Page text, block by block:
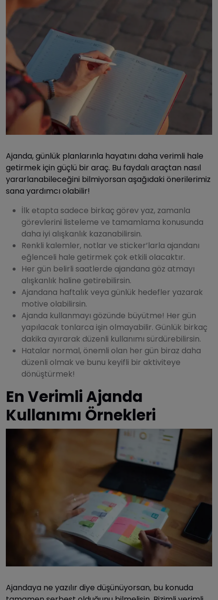
Ajanda, günlük planlarınla hayatını daha verimli hale
getirmek için güçlü bir araç. Bu faydalı araçtan nasıl
yararlanabileceğini bilmiyorsan aşağıdaki önerilerimiz
sana yardımcı olabilir!
İlk etapta sadece birkaç görev yaz, zamanla
görevlerini listeleme ve tamamlama konusunda
daha iyi alışkanlık kazanabilirsin.
Renkli kalemler, notlar ve sticker’larla ajandanı
eğlenceli hale getirmek çok etkili olacaktır.
Her gün belirli saatlerde ajandana göz atmayı
alışkanlık haline getirebilirsin.
Ajandana haftalık veya günlük hedefler yazarak
motive olabilirsin.
Ajanda kullanmayı gözünde büyütme! Her gün
yapılacak tonlarca işin olmayabilir. Günlük birkaç
dakika ayırarak düzenli kullanımı sürdürebilirsin.
Hatalar normal, önemli olan her gün biraz daha
düzenli olmak ve bunu keyifli bir aktiviteye
dönüştürmek!
En Verimli Ajanda
Kullanımı Örnekleri
Ajandaya ne yazılır diye düşünüyorsan, bu konuda